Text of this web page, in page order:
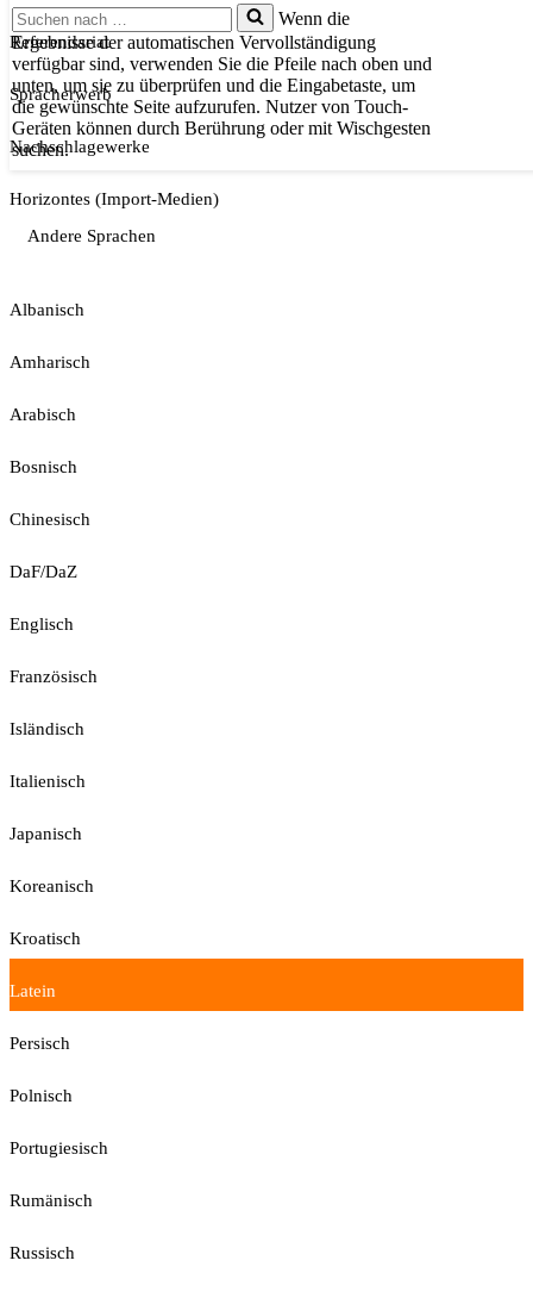
Suchen
nach …
Wenn die
Ergebnisse der automatischen Vervollständigung
verfügbar sind, verwenden Sie die Pfeile nach oben und
unten, um sie zu überprüfen und die Eingabetaste, um
die gewünschte Seite aufzurufen. Nutzer von Touch-
Geräten können durch Berührung oder mit Wischgesten
suchen.
Referendariat
Spracherwerb
Nachschlagewerke
Horizontes (Import-Medien)
Andere Sprachen
Albanisch
Amharisch
Arabisch
Bosnisch
Chinesisch
DaF/DaZ
Englisch
Französisch
Isländisch
Italienisch
Japanisch
Koreanisch
Kroatisch
Latein
Persisch
Polnisch
Portugiesisch
Rumänisch
Russisch